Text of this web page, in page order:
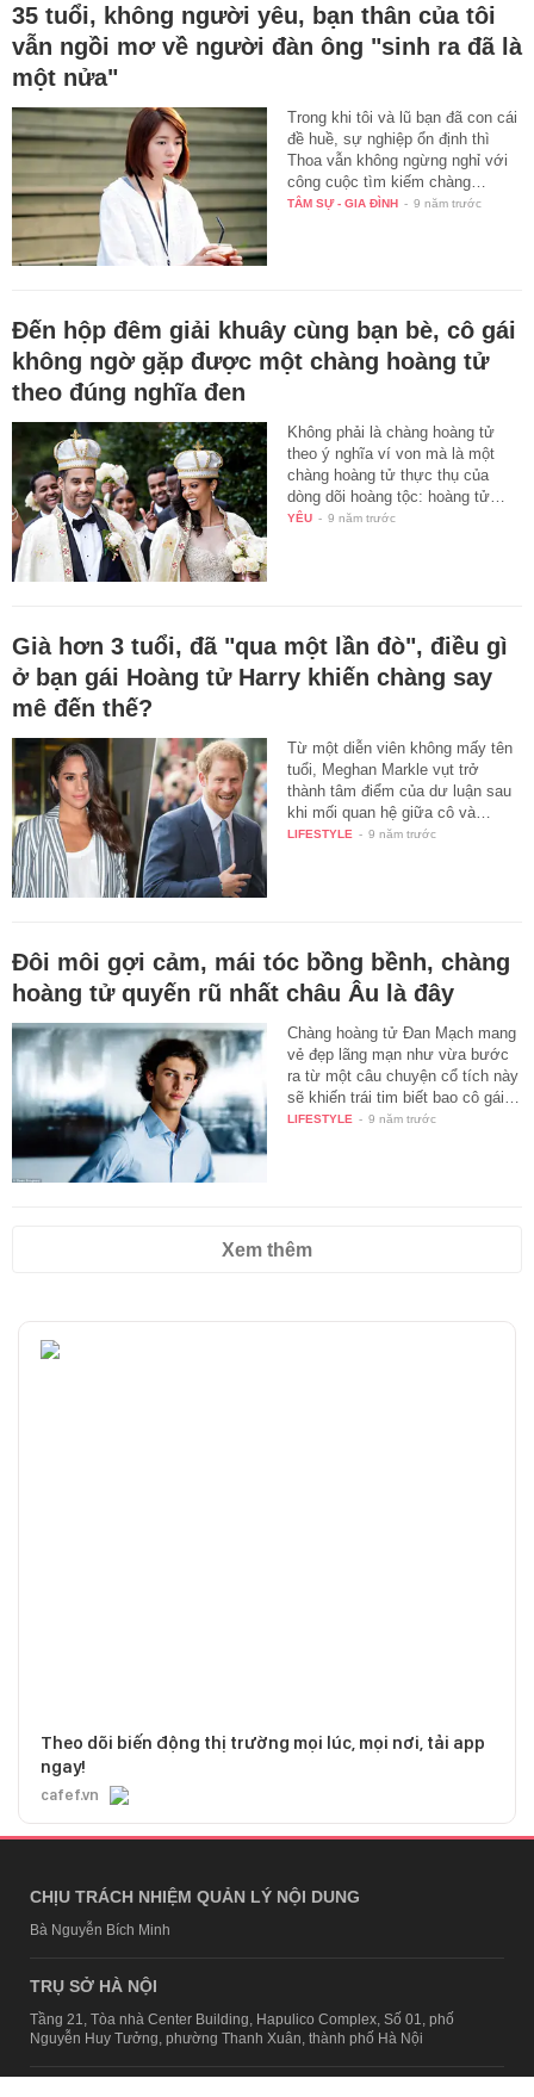
35 tuổi, không người yêu, bạn thân của tôi
vẫn ngồi mơ về người đàn ông "sinh ra đã là
một nửa"
Trong khi tôi và lũ bạn đã con cái
đề huề, sự nghiệp ổn định thì
Thoa vẫn không ngừng nghỉ với
công cuộc tìm kiếm chàng…
TÂM SỰ - GIA ĐÌNH - 9 năm trước
Đến hộp đêm giải khuây cùng bạn bè, cô gái
không ngờ gặp được một chàng hoàng tử
theo đúng nghĩa đen
Không phải là chàng hoàng tử
theo ý nghĩa ví von mà là một
chàng hoàng tử thực thụ của
dòng dõi hoàng tộc: hoàng tử…
YÊU - 9 năm trước
Già hơn 3 tuổi, đã "qua một lần đò", điều gì
ở bạn gái Hoàng tử Harry khiến chàng say
mê đến thế?
Từ một diễn viên không mấy tên
tuổi, Meghan Markle vụt trở
thành tâm điểm của dư luận sau
khi mối quan hệ giữa cô và…
LIFESTYLE - 9 năm trước
Đôi môi gợi cảm, mái tóc bồng bềnh, chàng
hoàng tử quyến rũ nhất châu Âu là đây
Chàng hoàng tử Đan Mạch mang
vẻ đẹp lãng mạn như vừa bước
ra từ một câu chuyện cổ tích này
sẽ khiến trái tim biết bao cô gái…
LIFESTYLE - 9 năm trước
Xem thêm
Theo dõi biến động thị trường mọi lúc, mọi nơi, tải app
ngay!
cafef.vn
CHỊU TRÁCH NHIỆM QUẢN LÝ NỘI DUNG
Bà Nguyễn Bích Minh
TRỤ SỞ HÀ NỘI
Tầng 21, Tòa nhà Center Building, Hapulico Complex, Số 01, phố
Nguyễn Huy Tưởng, phường Thanh Xuân, thành phố Hà Nội